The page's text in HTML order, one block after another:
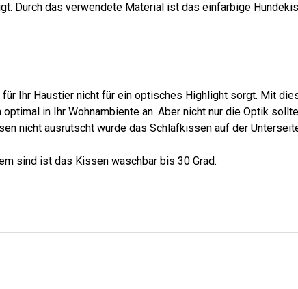
Durch das verwendete Material ist das einfarbige
Ihr Haustier nicht für ein optisches Highlight sorgt. Mit
in Ihr Wohnambiente an. Aber nicht nur die Optik
nicht ausrutscht wurde das Schlafkissen auf der
sind ist das Kissen waschbar bis 30 Grad.